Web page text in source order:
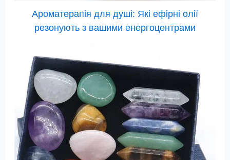
Ароматерапія для душі: Які ефірні олії
резонують з вашими енергоцентрами